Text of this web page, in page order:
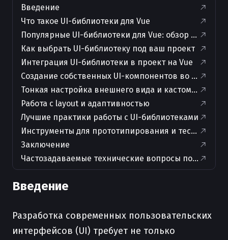
Введение
Что такое UI-библиотеки для Vue
Популярные UI-библиотеки для Vue: обзор и
Как выбрать UI-библиотеку под ваш проект
Интеграция UI-библиотеки в проект на Vue
Создание собственных UI-компонентов во Vue
Тонкая настройка внешнего вида и кастомизация
Работа с layout и адаптивностью
Лучшие практики работы с UI-библиотеками
Инструменты для прототипирования и
Заключение
Частозадаваемые технические вопросы по теме
Введение
Разработка современных пользовательских
интерфейсов (UI) требует не только